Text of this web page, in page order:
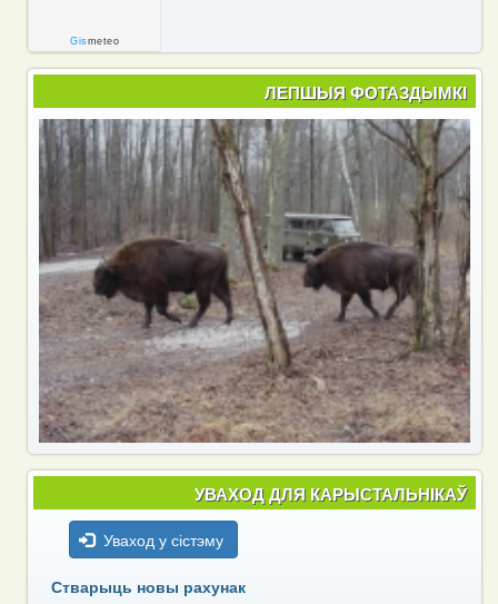
Gismeteo
ЛЕПШЫЯ ФОТАЗДЫМКІ
УВАХОД ДЛЯ КАРЫСТАЛЬНІКАЎ
Уваход у сістэму
Стварыць новы рахунак